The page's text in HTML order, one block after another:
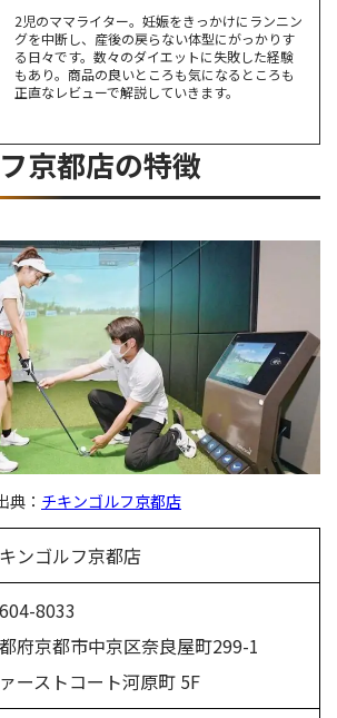
説明と申込み
の口コミを調査＆検証してみた
導が丁寧でわかりやすい
らで通えて便利
額プランがない
をおすすめできる人の特徴
に関するよくある質問
都店は怪しい？
都店の料金はいくら？
都店は解約・退会できない？
受けられるゴルフスクール
2児のママライター。妊娠をきっかけにランニン
グを中断し、産後の戻らない体型にがっかりす
る日々です。数々のダイエットに失敗した経験
もあり。商品の良いところも気になるところも
正直なレビューで解説していきます。
京都店の特徴
典： チキンゴルフ京都店
ンゴルフ京都店
8033
府京都市中京区奈良屋町299-1
ーストコート河原町 5F